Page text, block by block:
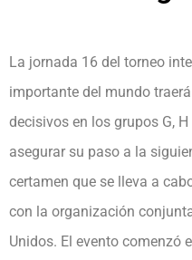
La jornada 16 del torneo
importante del mundo
decisivos en los grupos G,
asegurar su paso a la
certamen que se lleva a
con la organización
Unidos. El evento comenzó